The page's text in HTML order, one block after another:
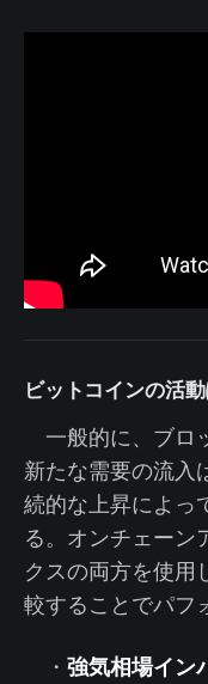
ビットコインの活
一般的に、ブロ
新たな需要の流入
続的な上昇によっ
る。オンチェーン
クスの両方を使用
較することでパフ
・ 強気相場イン